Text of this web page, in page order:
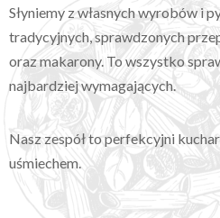
Słyniemy z własnych wyrobów i
tradycyjnych, sprawdzonych
oraz makarony. To wszystko
najbardziej wymagających.
Nasz zespół to perfekcyjni
uśmiechem.